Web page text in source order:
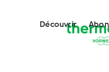
Découvrir